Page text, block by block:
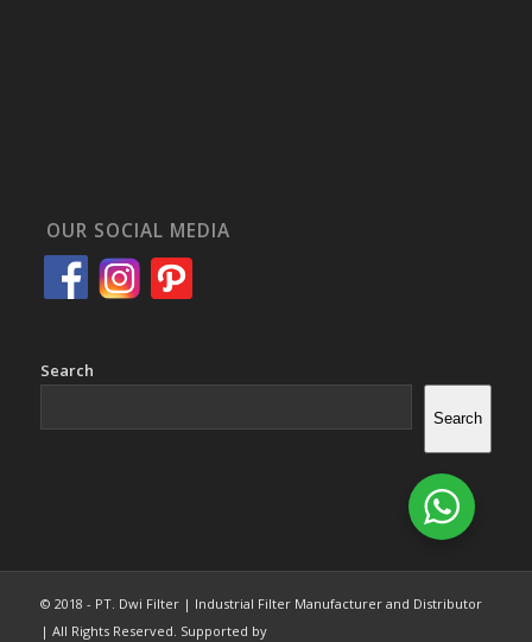
OUR SOCIAL MEDIA
Search
Search
© 2018 - PT. Dwi Filter | Industrial Filter Manufacturer and Distributor
| All Rights Reserved. Supported by